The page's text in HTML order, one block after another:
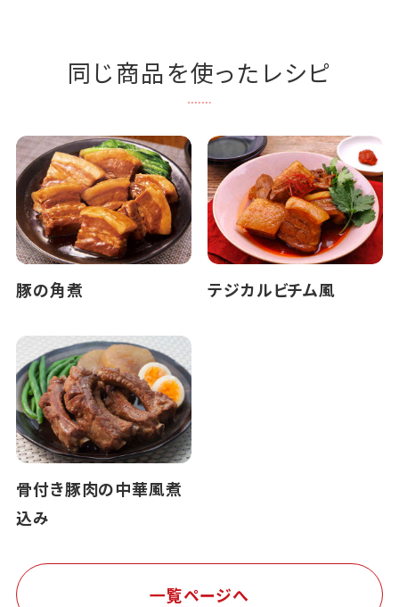
同じ商品を使ったレシピ
豚の角煮 テジカルビチム風
骨付き豚肉の中華風煮
込み
一覧ページへ